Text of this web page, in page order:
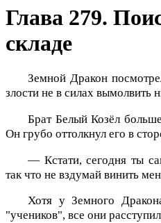
Глава 279.
складе
Земной Дракон
злости не в силах вымолвить
Брат Белый Козёл
Он грубо оттолкнул его в
— Кстати, сегодня ты
так что не вздумай винить
Хотя у Земного
"учеников", все они